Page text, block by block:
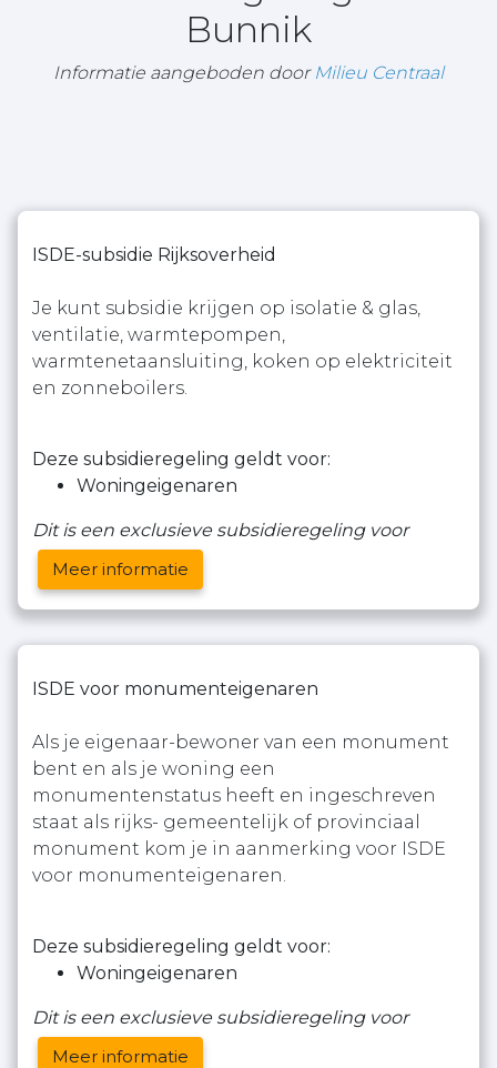
Bunnik
Informatie aangeboden door Milieu Centraal
ISDE-subsidie Rijksoverheid
Je kunt subsidie krijgen op isolatie & glas,
ventilatie, warmtepompen,
warmtenetaansluiting, koken op elektriciteit
en zonneboilers.
Deze subsidieregeling geldt voor:
Woningeigenaren
Dit is een exclusieve subsidieregeling voor
Meer informatie
ISDE voor monumenteigenaren
Als je eigenaar-bewoner van een monument
bent en als je woning een
monumentenstatus heeft en ingeschreven
staat als rijks- gemeentelijk of provinciaal
monument kom je in aanmerking voor ISDE
voor monumenteigenaren.
Deze subsidieregeling geldt voor:
Woningeigenaren
Dit is een exclusieve subsidieregeling voor
Meer informatie